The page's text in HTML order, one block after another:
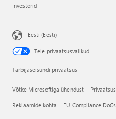
Investorid
Eesti (Eesti)
Teie privaatsusvalikud
Tarbijaseisundi privaatsus
Võtke Microsoftiga ühendust Privaatsus
Reklaamide kohta EU Compliance DoCs